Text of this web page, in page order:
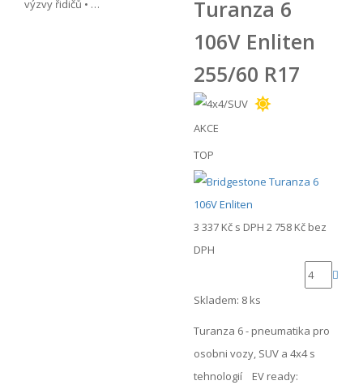
výzvy řidičů • …
Turanza 6
106V Enliten
255/60 R17
AKCE
TOP
3 337 Kč s DPH 2 758 Kč bez
DPH
Skladem: 8 ks
Turanza 6 - pneumatika pro
osobni vozy, SUV a 4x4 s
tehnologií EV ready: